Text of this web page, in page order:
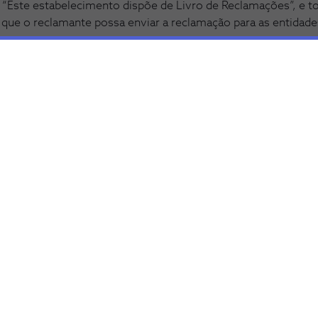
estabelecimento dispõe de Livro de Reclamações”, e
o reclamante possa enviar a reclamação para as